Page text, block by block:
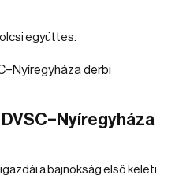
együttes.
a bajnokság első keleti